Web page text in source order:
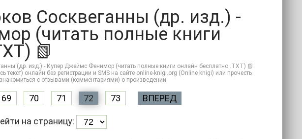
Сосквеганны (др. изд.) -
(читать полные книги
📗
(др. изд.) - Купер Джеймс Фенимор (читать полные книги онлайн бесплатно .TXT) 📗.
онлайн без регистрации и SMS на сайте online-knigi.org (Online knigi) или прочесть
с отзывами (комментариями) о произведении.
69 70 71 72 73 ВПЕРЕД
на страницу: